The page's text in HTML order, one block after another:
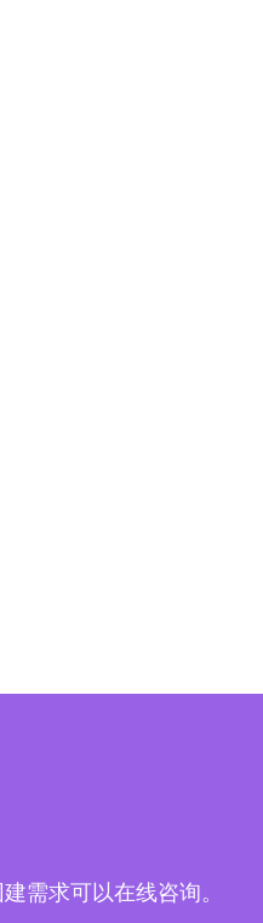
需求可以在线咨询。